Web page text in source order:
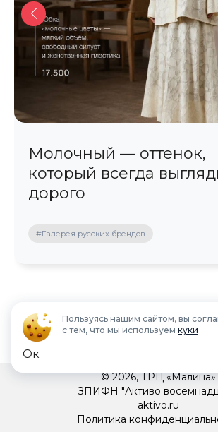
Молочный — оттенок,
который всегда
дорого
#Галерея русских брендов
© 2026, ТРЦ «Малина»
ЗПИФН "Активо
aktivo.ru
Политика
Пользуясь нашим сайтом, вы
с тем, что мы используем куки
Ок